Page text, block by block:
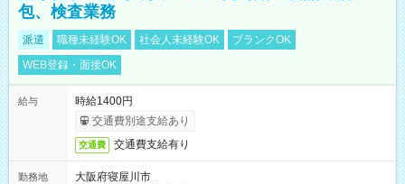
包、検査業務
派遣 職種未経験OK 社会人未経験OK
ブランクOK
WEB登録・面接OK
給与
時給1400円
交通費別途支給あり
交通費 交通費支給有り
勤務地
大阪府寝屋川市